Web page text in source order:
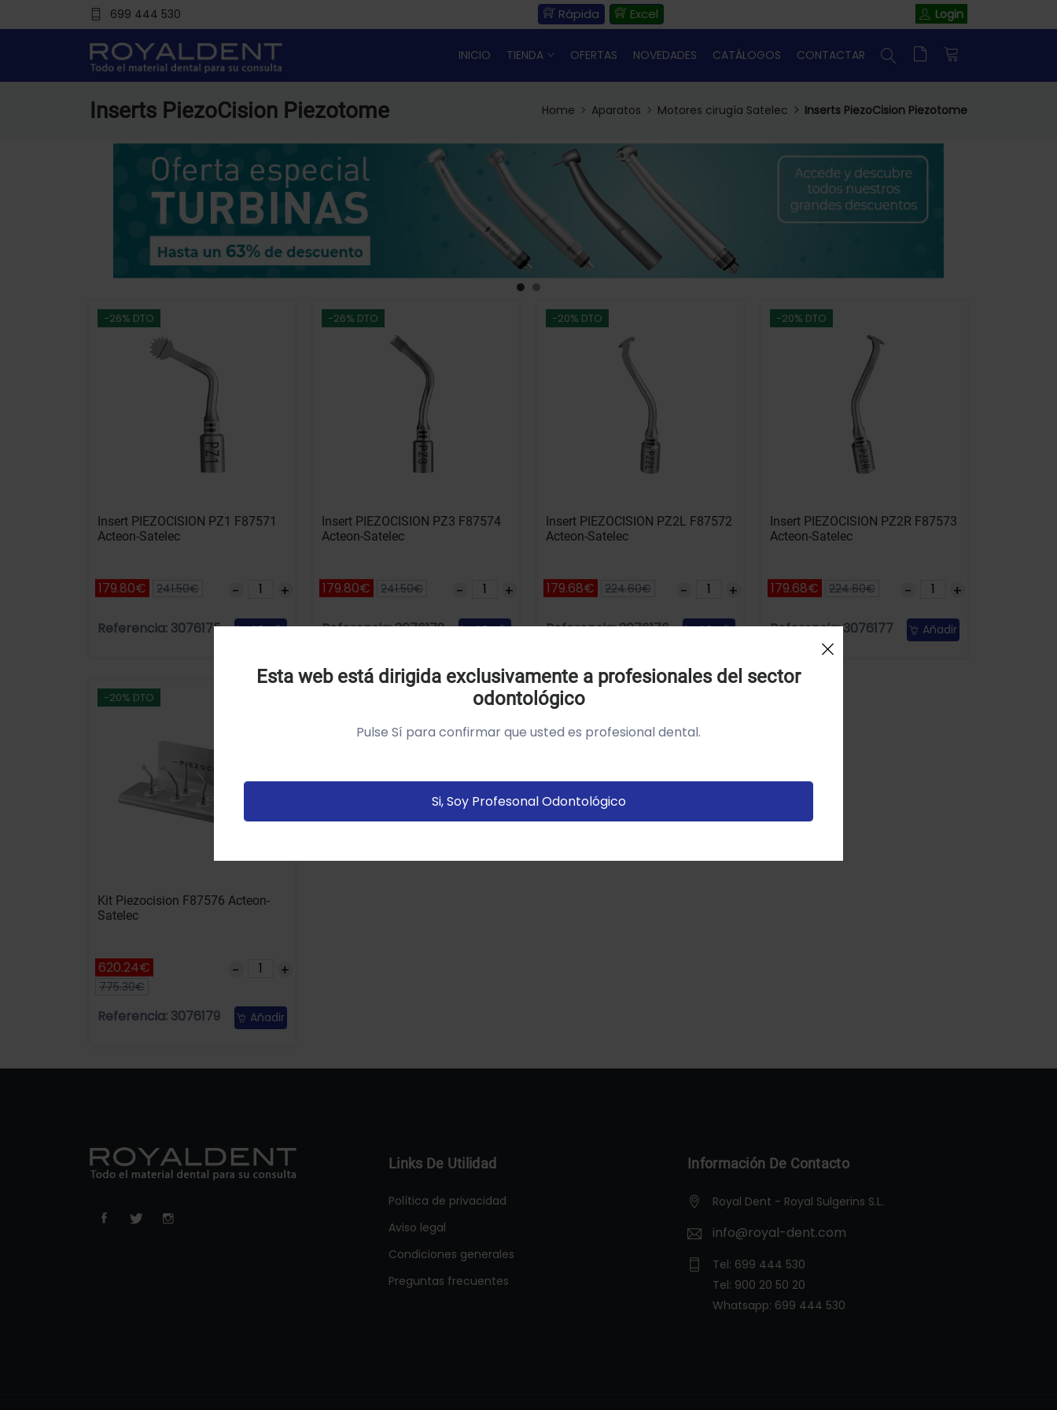
699 444 530 Rápida Excel Login
INICIO TIENDA OFERTAS NOVEDADES CATÁLOGOS CONTACTAR
Inserts PiezoCision Piezotome Home Aparatos Motores cirugía Satelec Inserts PiezoCision Piezotome
-26% DTO
Insert PIEZOCISION PZ1 F87571
Acteon-Satelec
179.80€ 241.50€
Referencia: 3076175 Añadir
-26% DTO
Insert PIEZOCISION PZ3 F87574
Acteon-Satelec
179.80€ 241.50€
Referencia: 3076178 Añadir
-20% DTO
Insert PIEZOCISION PZ2L F87572
Acteon-Satelec
179.68€ 224.60€
Referencia: 3076176 Añadir
-20% DTO
Insert PIEZOCISION PZ2R F87573
Acteon-Satelec
179.68€ 224.60€
Referencia: 3076177 Añadir
-20% DTO
Kit Piezocision F87576 Acteon-
Satelec
620.24€
775.30€
Referencia: 3076179 Añadir
Links De Utilidad
Política de privacidad
Aviso legal
Condiciones generales
Preguntas frecuentes
Información De Contacto
Royal Dent - Royal Sulgerins S.L.
info@royal-dent.com
Tel: 699 444 530
Tel: 900 20 50 20
Whatsapp: 699 444 530
Utilizamos cookies própias y de terceros para analizar el
tus preferencias sobre la base de un perfil elaborado a
vistitadas).Política de cookies
Esta web está dirigida exclusivamente a profesionales del sector
odontológico
Pulse Sí para confirmar que usted es profesional dental.
Si, Soy Profesonal Odontológico